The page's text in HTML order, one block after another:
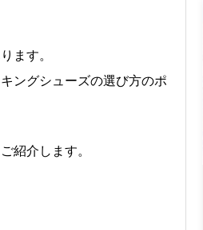
ます。
ングシューズの選び方のポ
紹介します。